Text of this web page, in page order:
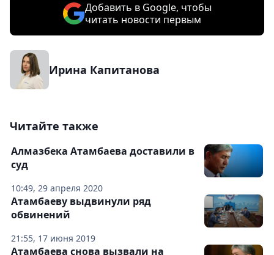
Добавить в Google, чтобы
читать новости первым
Ирина Капитанова
Читайте также
10:49, 29 апреля 2020
Алмазбека Атамбаева доставили в
суд
21:55, 17 июня 2019
Атамбаеву выдвинули ряд
обвинений
Атамбаева снова вызвали на